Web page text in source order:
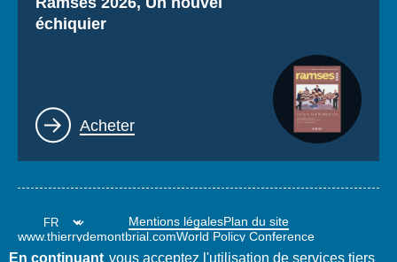
échiquier
Lien
Acheter
Mentions légalesPlan du site
www.thierrydemontbrial.comWorld Policy Conference
Blog Politique étrangère
En continuant vous acceptez l'utilisation de services tiers